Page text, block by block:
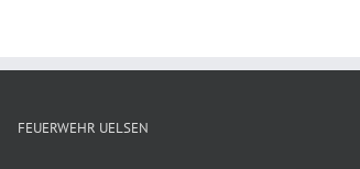
FEUERWEHR UELSEN